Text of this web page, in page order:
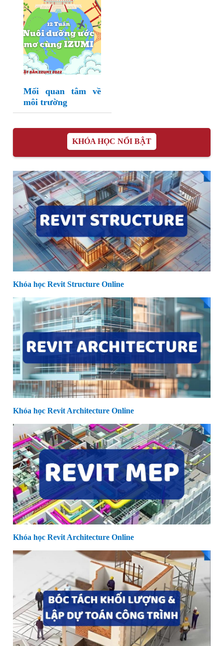
Mối quan tâm về
môi trường
KHÓA HỌC NỔI BẬT
Khóa học Revit Structure Online
Khóa học Revit Architecture Online
Khóa học Revit Architecture Online